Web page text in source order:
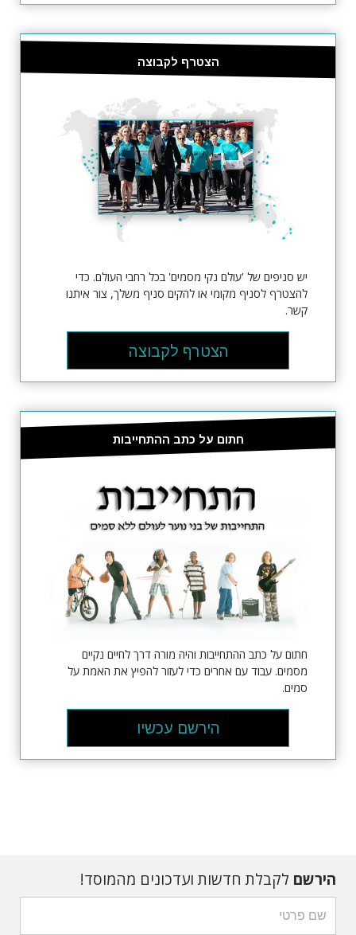
הצטרף לקבוצה
יש סניפים של 'עולם נקי מסמים' בכל רחבי העולם. כדי
להצטרף לסניף מקומי או להקים סניף משלך, צור איתנו
קשר.
הצטרף לקבוצה
חתום על כתב ההתחייבות
חתום על כתב ההתחייבות והיה מורה דרך לחיים נקיים
מסמים. עבוד עם אחרים כדי לעזור להפיץ את האמת על
סמים.
הירשם עכשיו
הירשם לקבלת חדשות ועדכונים מהמוסד!